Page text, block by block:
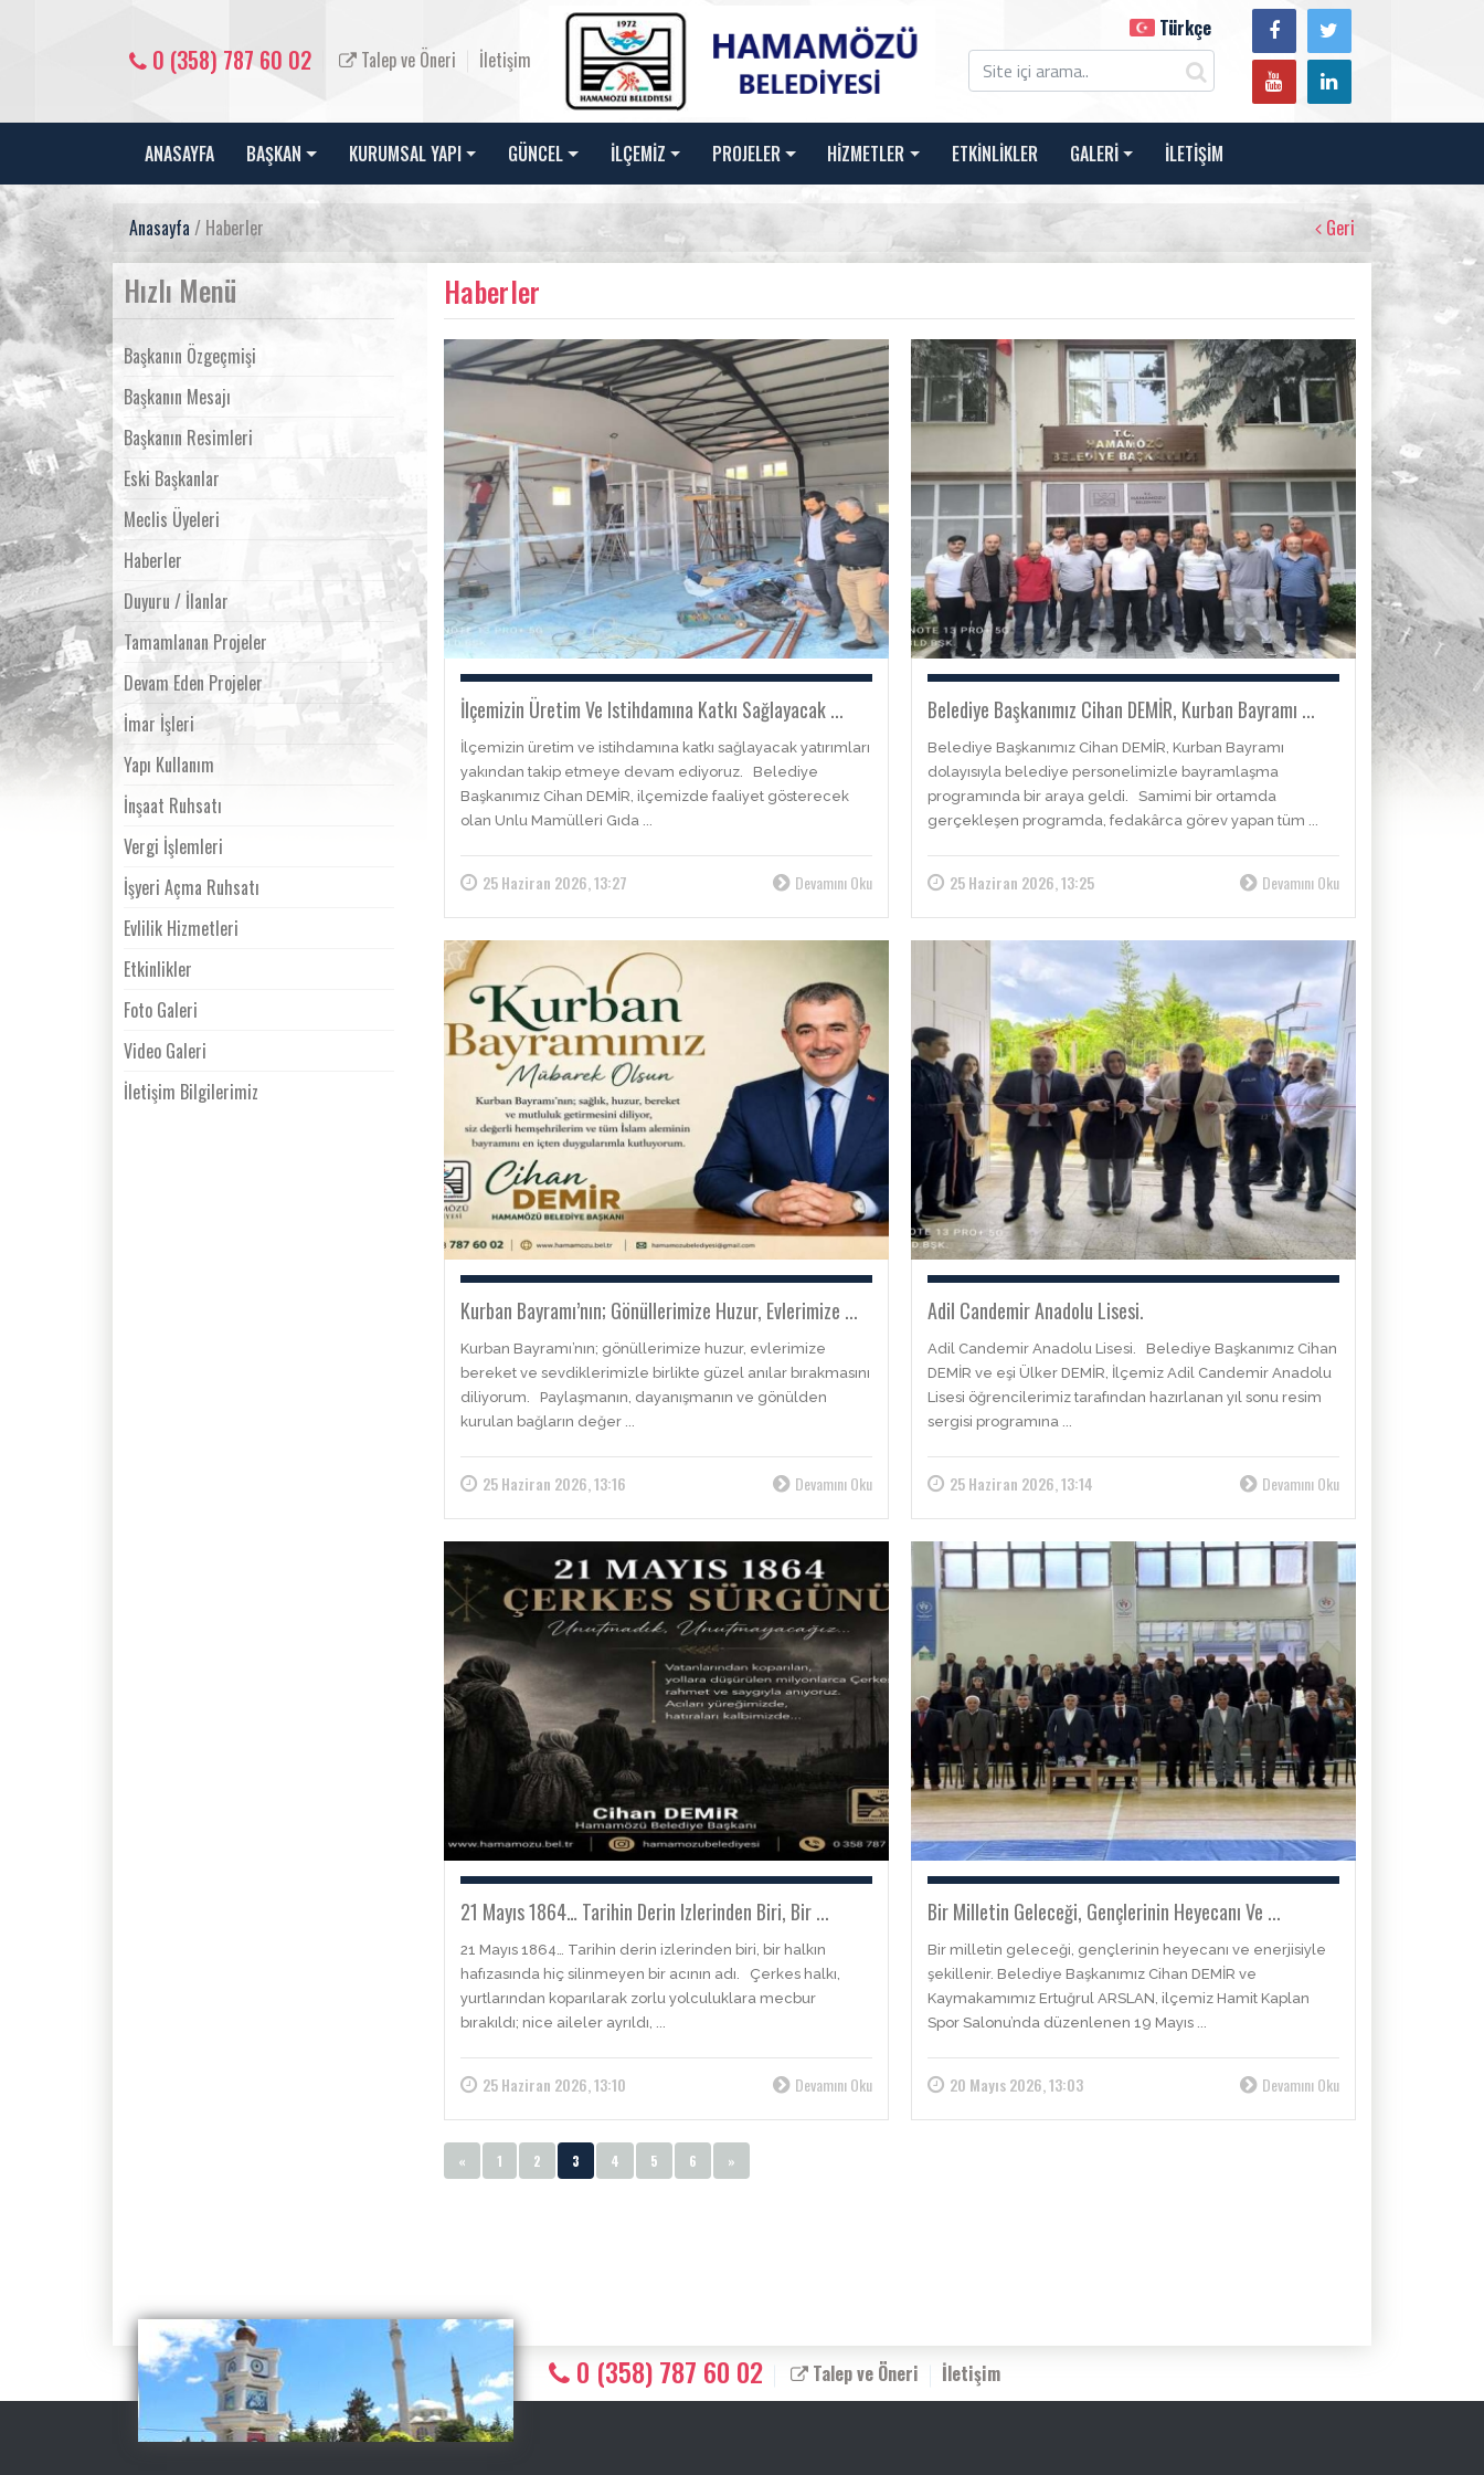
0 (358) 787 60 02 Talep ve Öneri İletişim
Türkçe
ANASAYFA BAŞKAN KURUMSAL YAPI GÜNCEL İLÇEMİZ PROJELER HİZMETLER ETKİNLİKLER GALERİ İLETİŞİM
Anasayfa / Haberler Geri
Hızlı Menü
Başkanın Özgeçmişi
Başkanın Mesajı
Başkanın Resimleri
Eski Başkanlar
Meclis Üyeleri
Haberler
Duyuru / İlanlar
Tamamlanan Projeler
Devam Eden Projeler
İmar İşleri
Yapı Kullanım
İnşaat Ruhsatı
Vergi İşlemleri
İşyeri Açma Ruhsatı
Evlilik Hizmetleri
Etkinlikler
Foto Galeri
Video Galeri
İletişim Bilgilerimiz
Haberler
İlçemizin Üretim Ve Istihdamına Katkı Sağlayacak ...
İlçemizin üretim ve istihdamına katkı sağlayacak yatırımları
yakından takip etmeye devam ediyoruz. Belediye
Başkanımız Cihan DEMİR, ilçemizde faaliyet gösterecek
olan Unlu Mamülleri Gıda ...
25 Haziran 2026, 13:27 Devamını Oku
Belediye Başkanımız Cihan DEMİR, Kurban Bayramı ...
Belediye Başkanımız Cihan DEMİR, Kurban Bayramı
dolayısıyla belediye personelimizle bayramlaşma
programında bir araya geldi. Samimi bir ortamda
gerçekleşen programda, fedakârca görev yapan tüm ...
25 Haziran 2026, 13:25 Devamını Oku
Kurban Bayramı’nın; Gönüllerimize Huzur, Evlerimize ...
Kurban Bayramı’nın; gönüllerimize huzur, evlerimize
bereket ve sevdiklerimizle birlikte güzel anılar bırakmasını
diliyorum. Paylaşmanın, dayanışmanın ve gönülden
kurulan bağların değer ...
25 Haziran 2026, 13:16 Devamını Oku
Adil Candemir Anadolu Lisesi.
Adil Candemir Anadolu Lisesi. Belediye Başkanımız Cihan
DEMİR ve eşi Ülker DEMİR, İlçemiz Adil Candemir Anadolu
Lisesi öğrencilerimiz tarafından hazırlanan yıl sonu resim
sergisi programına ...
25 Haziran 2026, 13:14 Devamını Oku
21 Mayıs 1864… Tarihin Derin Izlerinden Biri, Bir ...
21 Mayıs 1864… Tarihin derin izlerinden biri, bir halkın
hafızasında hiç silinmeyen bir acının adı. Çerkes halkı,
yurtlarından koparılarak zorlu yolculuklara mecbur
bırakıldı; nice aileler ayrıldı, ...
25 Haziran 2026, 13:10 Devamını Oku
Bir Milletin Geleceği, Gençlerinin Heyecanı Ve ...
Bir milletin geleceği, gençlerinin heyecanı ve enerjisiyle
şekillenir. Belediye Başkanımız Cihan DEMİR ve
Kaymakamımız Ertuğrul ARSLAN, ilçemiz Hamit Kaplan
Spor Salonu’nda düzenlenen 19 Mayıs ...
20 Mayıs 2026, 13:03 Devamını Oku
« 1 2 3 4 5 6 »
0 (358) 787 60 02 Talep ve Öneri İletişim